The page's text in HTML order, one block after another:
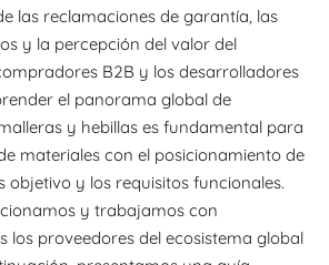
las reclamaciones de garantía, las
y la percepción del valor del
B2B y los desarrolladores
el panorama global de
y hebillas es fundamental para
materiales con el posicionamiento de
objetivo y los requisitos funcionales.
y trabajamos con
los proveedores del ecosistema global